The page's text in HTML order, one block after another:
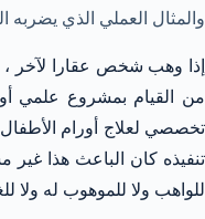
والمثال العملي الذي يضربه
إذا وهب شخص عقارا لآخر
من القيام بمشروع علمي
تخصصي لعلاج أورام
تنفيذه كان الباعث هذا
للواهب ولا للموهوب له ولا